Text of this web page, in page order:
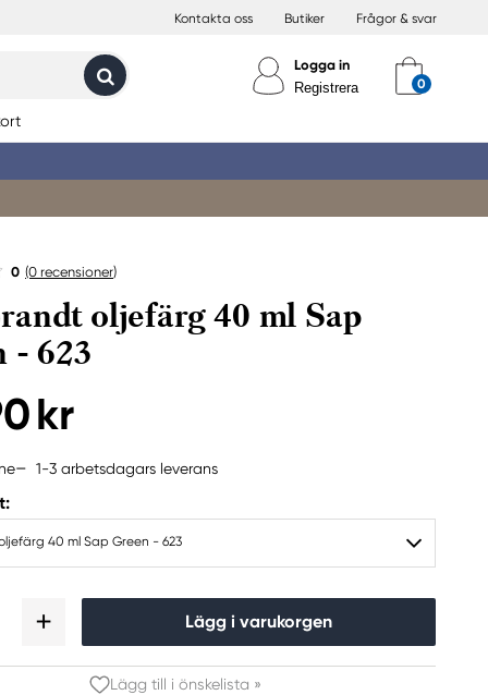
Kontakta oss Butiker Frågor & svar
Logga in
Registrera
0 (0 recensioner)
oljefärg 40 ml Sap
- 623
kr
1-3 arbetsdagars leverans
40 ml Sap Green - 623
Lägg i varukorgen
Lägg till i önskelista »